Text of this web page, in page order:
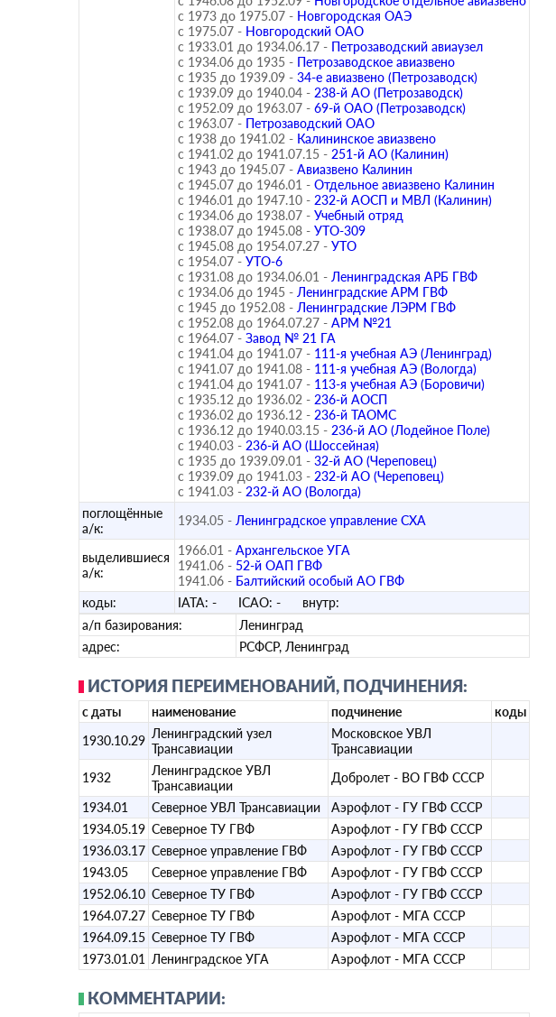
с 1973 до 1975.07 - Новгородская ОАЭ
с 1975.07 - Новгородский ОАО
с 1933.01 до 1934.06.17 - Петрозаводский авиаузел
с 1934.06 до 1935 - Петрозаводское авиазвено
с 1935 до 1939.09 - 34-е авиазвено (Петрозаводск)
с 1939.09 до 1940.04 - 238-й АО (Петрозаводск)
с 1952.09 до 1963.07 - 69-й ОАО (Петрозаводск)
с 1963.07 - Петрозаводский ОАО
с 1938 до 1941.02 - Калининское авиазвено
с 1941.02 до 1941.07.15 - 251-й АО (Калинин)
с 1943 до 1945.07 - Авиазвено Калинин
с 1945.07 до 1946.01 - Отдельное авиазвено Калинин
с 1946.01 до 1947.10 - 232-й АОСП и МВЛ (Калинин)
с 1934.06 до 1938.07 - Учебный отряд
с 1938.07 до 1945.08 - УТО-309
с 1945.08 до 1954.07.27 - УТО
с 1954.07 - УТО-6
с 1931.08 до 1934.06.01 - Ленинградская АРБ ГВФ
с 1934.06 до 1945 - Ленинградские АРМ ГВФ
с 1945 до 1952.08 - Ленинградские ЛЭРМ ГВФ
с 1952.08 до 1964.07.27 - АРМ №21
с 1964.07 - Завод № 21 ГА
с 1941.04 до 1941.07 - 111-я учебная АЭ (Ленинград)
с 1941.07 до 1941.08 - 111-я учебная АЭ (Вологда)
с 1941.04 до 1941.07 - 113-я учебная АЭ (Боровичи)
с 1935.12 до 1936.02 - 236-й АОСП
с 1936.02 до 1936.12 - 236-й ТАОМС
с 1936.12 до 1940.03.15 - 236-й АО (Лодейное Поле)
с 1940.03 - 236-й АО (Шоссейная)
с 1935 до 1939.09.01 - 32-й АО (Череповец)
с 1939.09 до 1941.03 - 232-й АО (Череповец)
с 1941.03 - 232-й АО (Вологда)
поглощённые
а/к:
1934.05 - Ленинградское управление СХА
выделившиеся
а/к:
1966.01 - Архангельское УГА
1941.06 - 52-й ОАП ГВФ
1941.06 - Балтийский особый АО ГВФ
коды:
IATA: - ICAO: - внутр:
а/п базирования:
Ленинград
адрес:
РСФСР, Ленинград
ИСТОРИЯ ПЕРЕИМЕНОВАНИЙ, ПОДЧИНЕНИЯ:
с даты наименование подчинение
коды
1930.10.29 Ленинградский узел
Трансавиации
Московское УВЛ
Трансавиации
1932
Ленинградское УВЛ
Трансавиации
Добролет - ВО ГВФ СССР
1934.01
Северное УВЛ Трансавиации
Аэрофлот - ГУ ГВФ СССР
1934.05.19 Северное ТУ ГВФ
Аэрофлот - ГУ ГВФ СССР
1936.03.17 Северное управление ГВФ
Аэрофлот - ГУ ГВФ СССР
1943.05
Северное управление ГВФ
Аэрофлот - ГУ ГВФ СССР
1952.06.10 Северное ТУ ГВФ
Аэрофлот - ГУ ГВФ СССР
1964.07.27 Северное ТУ ГВФ
Аэрофлот - МГА СССР
1964.09.15 Северное ТУ ГВФ
Аэрофлот - МГА СССР
1973.01.01 Ленинградское УГА Аэрофлот - МГА СССР
КОММЕНТАРИИ: